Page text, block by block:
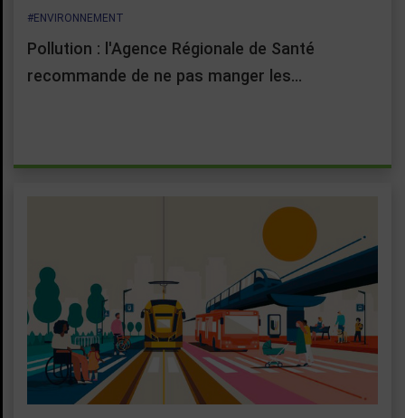
#ENVIRONNEMENT
Pollution : l'Agence Régionale de Santé
recommande de ne pas manger les…